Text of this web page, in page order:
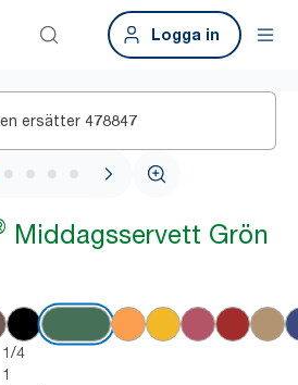
Logga in
ersätter 478847
1 / 6
Middagsservett Grön
1/4
1